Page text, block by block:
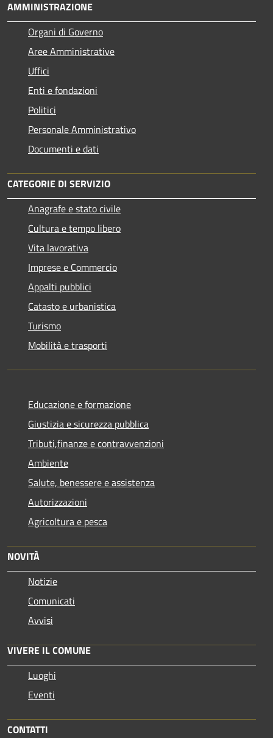
AMMINISTRAZIONE
Organi di Governo
Aree Amministrative
Uffici
Enti e fondazioni
Politici
Personale Amministrativo
Documenti e dati
CATEGORIE DI SERVIZIO
Anagrafe e stato civile
Cultura e tempo libero
Vita lavorativa
Imprese e Commercio
Appalti pubblici
Catasto e urbanistica
Turismo
Mobilità e trasporti
Educazione e formazione
Giustizia e sicurezza pubblica
Tributi,finanze e contravvenzioni
Ambiente
Salute, benessere e assistenza
Autorizzazioni
Agricoltura e pesca
NOVITÀ
Notizie
Comunicati
Avvisi
VIVERE IL COMUNE
Luoghi
Eventi
CONTATTI